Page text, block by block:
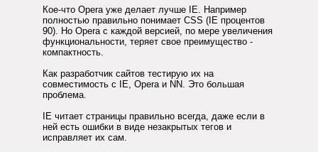
Кое-что Opera уже делает лучше IE. Например
полностью правильно понимает CSS (IE процентов
90). Но Opera с каждой версией, по мере увеличения
функциональности, теряет свое преимущество -
компактность.
Как разработчик сайтов тестирую их на
совместимость с IE, Opera и NN. Это большая
проблема.
IE читает страницы правильно всегда, даже если в
ней есть ошибки в виде незакрытых тегов и
исправляет их сам.